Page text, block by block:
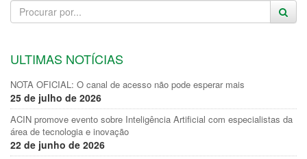
ULTIMAS NOTÍCIAS
NOTA OFICIAL: O canal de acesso não pode esperar mais
25 de julho de 2026
ACIN promove evento sobre Inteligência Artificial com especialistas da
área de tecnologia e inovação
22 de junho de 2026